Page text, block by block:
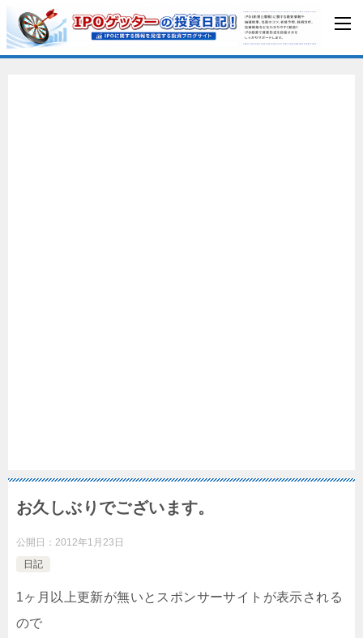
お久しぶりでございます。
公開日： 2012年1月23日
日記
1ヶ月以上更新が無いとスポンサーサイトが表示される
ので